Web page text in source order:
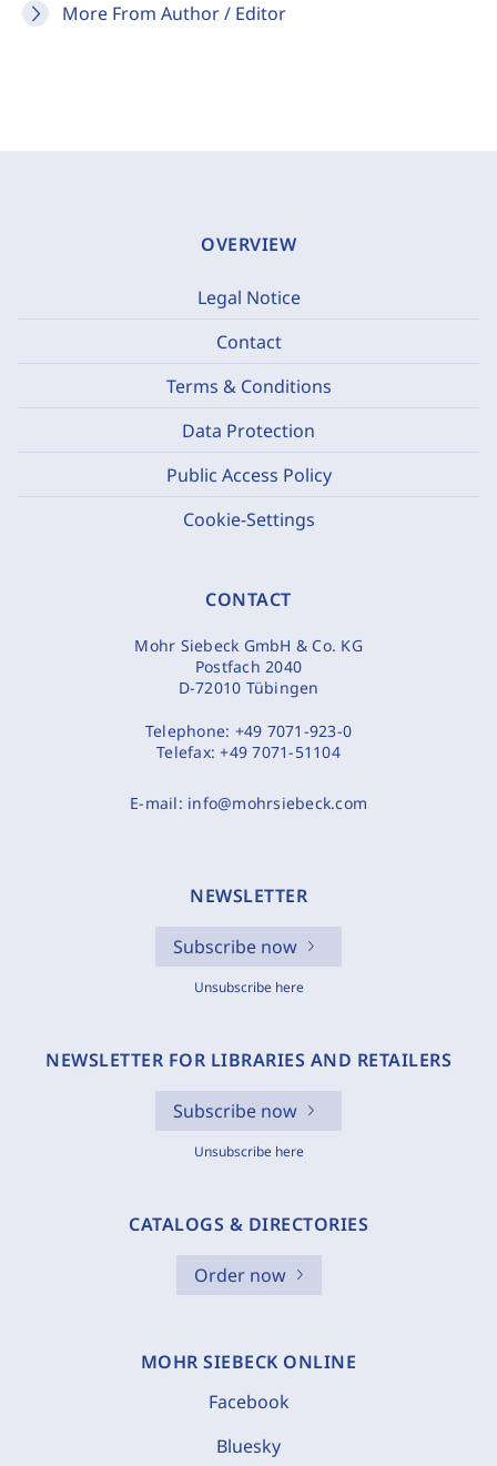
More From Author / Editor
OVERVIEW
Legal Notice
Contact
Terms & Conditions
Data Protection
Public Access Policy
Cookie-Settings
CONTACT
Mohr Siebeck GmbH & Co. KG
Postfach 2040
D-72010 Tübingen
Telephone: +49 7071-923-0
Telefax:+49 7071-51104
E-mail: info@mohrsiebeck.com
NEWSLETTER
Subscribe now
Unsubscribe here
NEWSLETTER FOR LIBRARIES AND RETAILERS
Subscribe now
Unsubscribe here
CATALOGS & DIRECTORIES
Order now
MOHR SIEBECK ONLINE
Facebook
Bluesky